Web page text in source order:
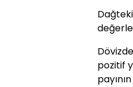
pozitif